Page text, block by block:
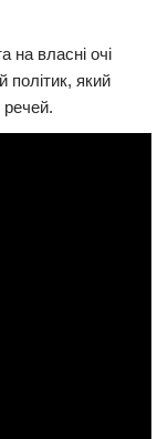
на власні очі
політик, який